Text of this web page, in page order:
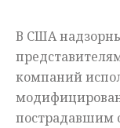
В США
компаний
пострадавшим